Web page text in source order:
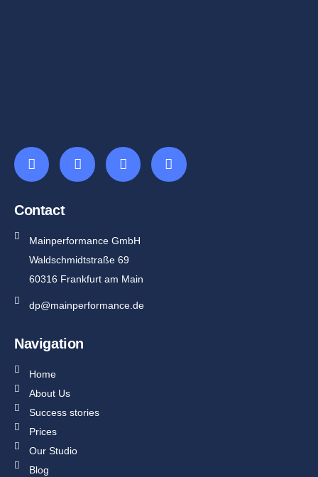
Contact
Mainperformance GmbH
Waldschmidtstraße 69
60316 Frankfurt am Main
dp@mainperformance.de
Navigation
Home
About Us
Success stories
Prices
Our Studio
Blog